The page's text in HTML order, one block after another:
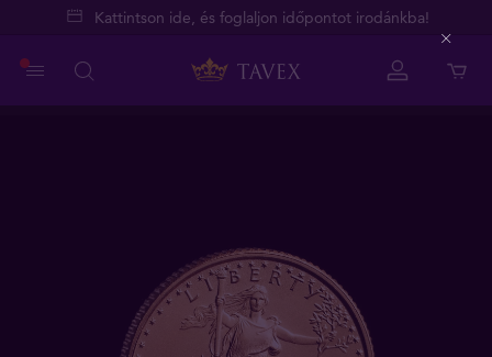
Kattintson ide, és foglaljon időpontot irodánkba!
Close